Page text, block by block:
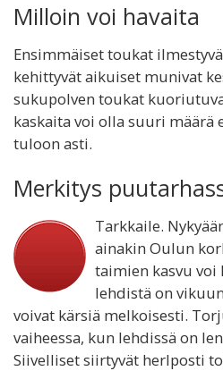
Milloin voi havaita
Ensimmäiset toukat
kehittyvät aikuiset munivat
sukupolven toukat
kaskaita voi olla suuri määrä
tuloon asti.
Merkitys
Tarkkaile.
ainakin Oulun
taimien kasvu voi
lehdistä on
voivat kärsiä melkoisesti.
vaiheessa, kun lehdissä on
Siivelliset siirtyvät herlposti